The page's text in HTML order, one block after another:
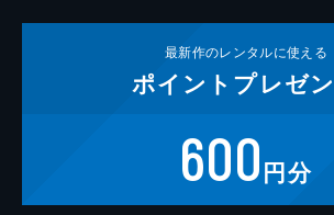
最新作のレンタルに使える
ポイント プレゼ
600円分